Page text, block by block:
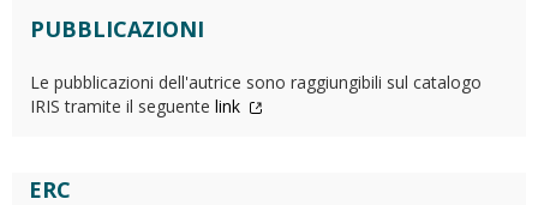
PUBBLICAZIONI
Le pubblicazioni dell'autrice sono raggiungibili sul catalogo
IRIS tramite il seguente link
ERC